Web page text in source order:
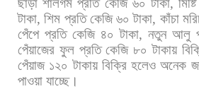
ছাড়া শালগম প্রতি কেজি ৬০ টাকা,মিষ্টি
টাকা,শিম প্রতি কেজি ৬০ টাকা, কাঁচা
পেঁপে প্রতি কেজি ৪০ টাকা, নতুন আলু
পেঁয়াজের ফুল প্রতি কেজি ৮০ টাকায়
পেঁয়াজ ১২০ টাকায় বিক্রি হলেও অনেক
পাওয়া যাচ্ছে।